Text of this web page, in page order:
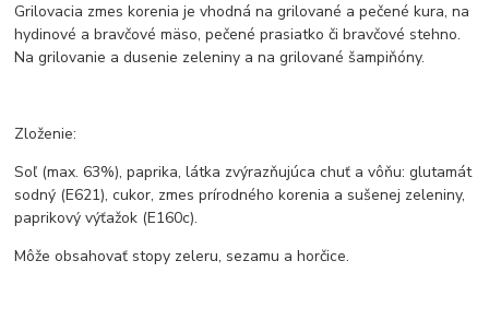
Grilovacia zmes korenia je vhodná na grilované a pečené kura, na
hydinové a bravčové mäso, pečené prasiatko či bravčové stehno.
Na grilovanie a dusenie zeleniny a na grilované šampiňóny.
Zloženie:
Soľ (max. 63%), paprika, látka zvýrazňujúca chuť a vôňu: glutamát
sodný (E621), cukor, zmes prírodného korenia a sušenej zeleniny,
paprikový výťažok (E160c).
Môže obsahovať stopy zeleru, sezamu a horčice.